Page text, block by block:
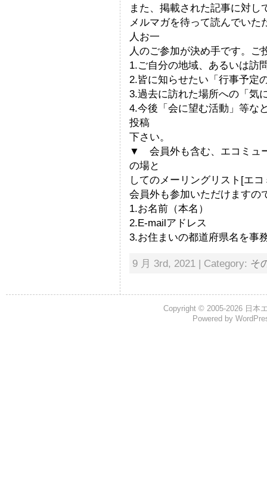
また、掲載された記事に対
メルマガを待って読んでいた
人お一
人のご参加が決め手です。ご
1.ご自分の地域、あるいは訪
2.皆に知らせたい「行事予定
3.過去に訪れた場所への「気
4.今後「会に望む活動」等な
投稿
下さい。
▼ 会員外も含む、エコミュ
の場と
してのメーリングリスト[エ
会員外も参加いただけますの
1.お名前（本名）
2.E-mailアドレス
3.お住まいの都道府県名を事
9 月 3rd, 2021 | Category: そ
Copyright © 2005-2026 日本
Powered by